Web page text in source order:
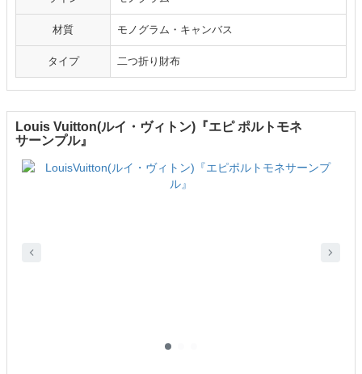
材質 モノグラム・キャンバス
タイプ 二つ折り財布
Louis Vuitton(ルイ・ヴィトン)『エピ ポルトモネ
サーンプル』